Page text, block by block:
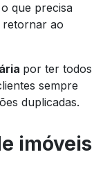
que precisa
retornar ao
por ter todos
sempre
duplicadas.
imóveis